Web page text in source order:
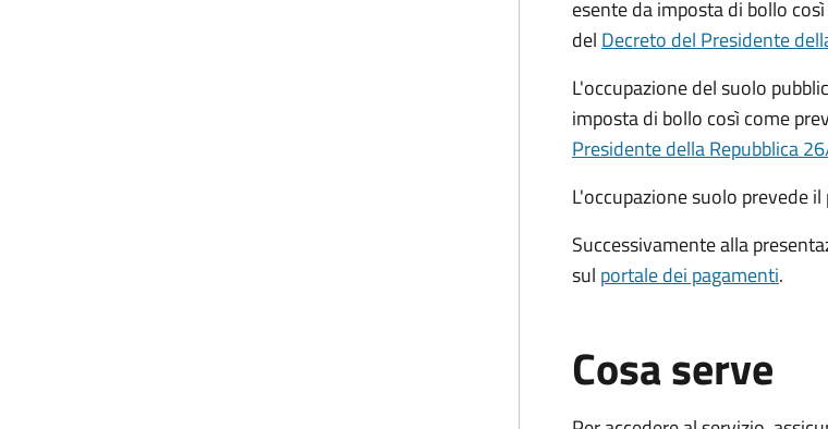
esente da imposta di bollo
del Decreto del Presidente
L'occupazione del suolo
imposta di bollo così come
Presidente della Repubblica
L'occupazione suolo prevede
Successivamente alla
sul portale dei pagamenti.
Cosa serve